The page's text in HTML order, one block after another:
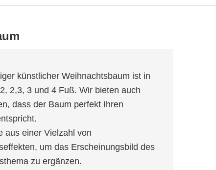
künstlicher Weihnachtsbaum ist in
2,3, 3 und 4 Fuß. Wir bieten auch
dass der Baum perfekt Ihren
aus einer Vielzahl von
um das Erscheinungsbild des
zu ergänzen.